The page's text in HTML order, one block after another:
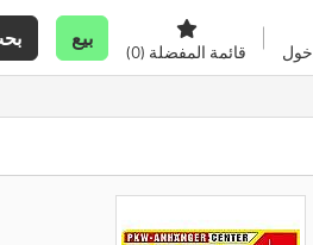
بيع
قائمة المفضلة (0)